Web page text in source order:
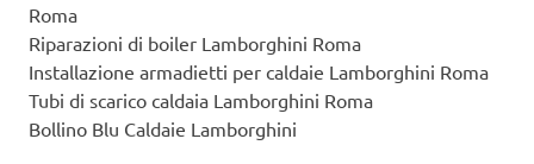
Roma
Riparazioni di boiler Lamborghini Roma
Installazione armadietti per caldaie Lamborghini Roma
Tubi di scarico caldaia Lamborghini Roma
Bollino Blu Caldaie Lamborghini